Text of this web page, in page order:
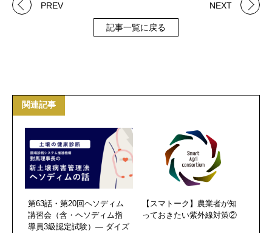
PREV
記事一覧に戻る
NEXT
関連記事
第63話・第20回ヘソディム
講習会（含・ヘソディム指
導員3級認定試験）― ダイズ
【スマトーク】農業者が知
っておきたい紫外線対策②